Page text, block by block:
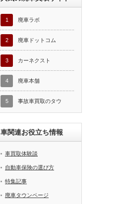
1 廃車ラボ
2 廃車ドットコム
3 カーネクスト
4 廃車本舗
5 事故車買取のタウ
車関連お役立ち情報
車買取体験談
自動車保険の選び方
特集記事
廃車タウンページ